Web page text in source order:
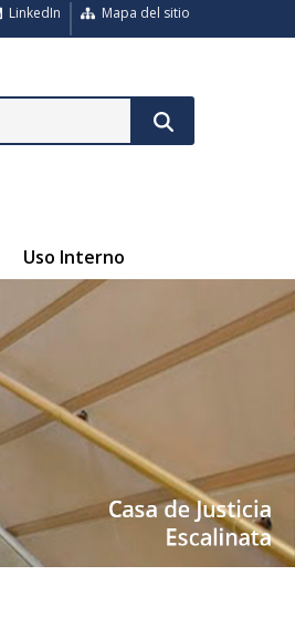
Mapa del sitio
LinkedIn
Uso Interno